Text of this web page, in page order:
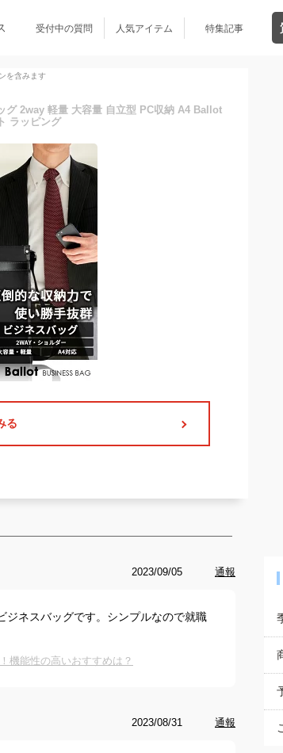
受付中の質問 人気アイテム 特集記事
を含みます
グ 2way 軽量 大容量 自立型 PC収納 A4 Ballot
ラッピング
る
2023/09/05 通報
ジネスバッグです。シンプルなので就職
機能性の高いおすすめは？
2023/08/31 通報